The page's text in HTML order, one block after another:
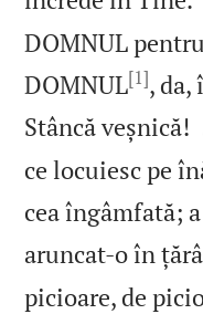
DOMNUL
DOMNUL[1], da,
Stâncă veșnică!
ce locuiesc pe
cea îngâmfată;
aruncat‑o în
picioare, de